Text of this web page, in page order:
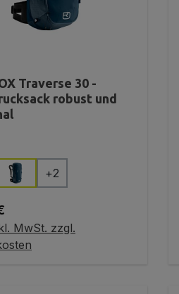
Traverse 30 -
robust und
auswählen
+2
Preis:
MwSt. zzgl.
Warenkorb